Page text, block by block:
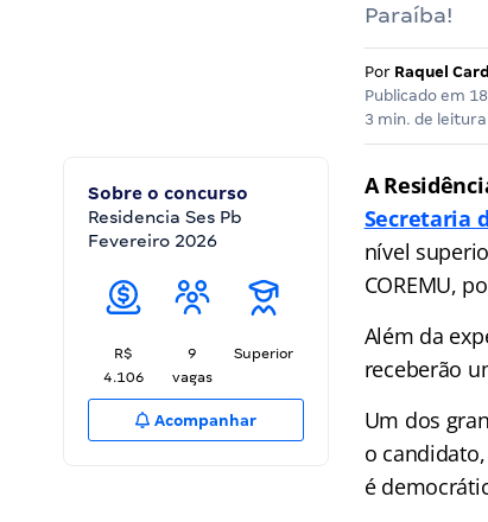
Paraíba!
Por Raquel
Publicado em
3 min. de leitura
Sobre o concurso
Residencia Ses Pb
Fevereiro 2026
R$
4.106
9
vagas
Superior
Acompanhar
A
Secretaria
nível
COREMU,
Além da
receberão
Um dos
o
é